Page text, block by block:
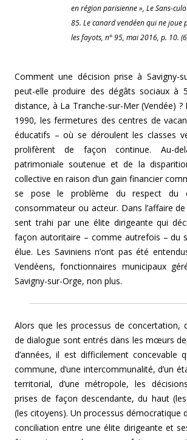
en région parisienne », Le Sans-
85. Le canard vendéen qui ne joue
les fayots, n° 95, mai 2016, p. 10.
Comment une décision prise à Savigny-
peut-elle produire des dégâts sociaux à
distance, à La Tranche-sur-Mer (Vendée) ?
1990, les fermetures des centres de
éducatifs – où se déroulent les classes
prolifèrent de façon continue. Au-
patrimoniale soutenue et de la
collective en raison d’un gain financier
se pose le problème du respect du
consommateur ou acteur. Dans l’affaire
sent trahi par une élite dirigeante qui
façon autoritaire – comme autrefois – du
élue. Les Saviniens n’ont pas été
Vendéens, fonctionnaires municipaux
Savigny-sur-Orge, non plus.
Alors que les processus de concertation,
de dialogue sont entrés dans les mœurs
d’années, il est difficilement concevable
commune, d’une intercommunalité, d’un
territorial, d’une métropole, les
prises de façon descendante, du haut
(les citoyens). Un processus démocratique
conciliation entre une élite dirigeante et